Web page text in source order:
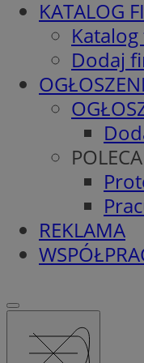
KATALOG
Dodaj
REKLAMA